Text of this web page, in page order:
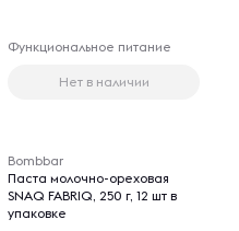
Функциональное питание
Нет в наличии
Bombbar
Паста молочно-ореховая
SNAQ FABRIQ, 250 г, 12 шт в
упаковке